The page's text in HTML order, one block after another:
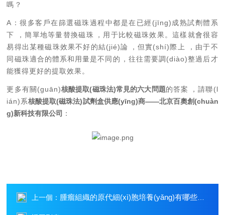
嗎？
A ：很多客戶在篩選磁珠過程中都是在已經(jīng)成熟試劑體系
下，簡單地等量替換磁珠，用于比較磁珠效果。這樣就會很容
易得出某種磁珠效果不好的結(jié)論，但實(shí)際上，由于不
同磁珠適合的體系和用量是不同的，往往需要調(diào)整過后才
能獲得更好的提取效果。
更多有關(guān)核酸提取(磁珠法)常見的六大問題的答案，請聯(l
ián)系核酸提取(磁珠法)試劑盒供應(yīng)商——北京百奧創(chuàn
g)新科技有限公司 ：
上一個： 腫瘤組織的原代細(xì)胞培養(yǎng)有哪些注意事項(xiàng)？